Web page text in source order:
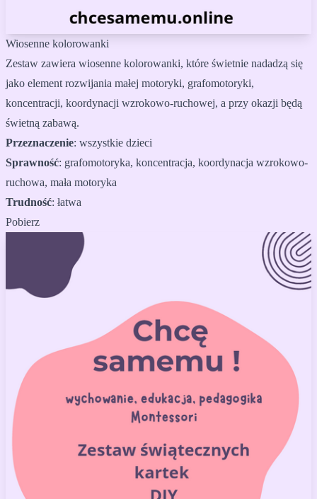
Wiosenne kolorowanki
Zestaw zawiera wiosenne kolorowanki, które świetnie nadadzą się
jako element rozwijania małej motoryki, grafomotoryki,
koncentracji, koordynacji wzrokowo-ruchowej, a przy okazji będą
świetną zabawą.
Przeznaczenie: wszystkie dzieci
Sprawność: grafomotoryka, koncentracja, koordynacja wzrokowo-
ruchowa, mała motoryka
Trudność: łatwa
Pobierz